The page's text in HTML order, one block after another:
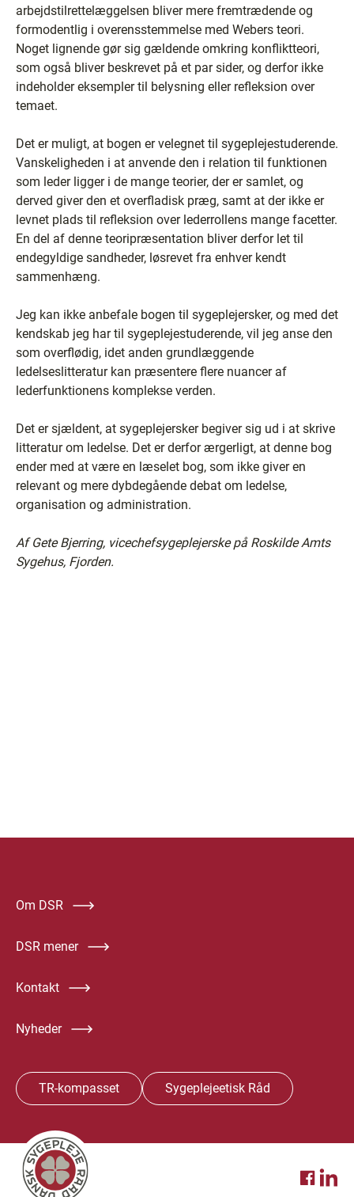
arbejdstilrettelæggelsen bliver mere fremtrædende og
formodentlig i overensstemmelse med Webers teori.
Noget lignende gør sig gældende omkring konfliktteori,
som også bliver beskrevet på et par sider, og derfor ikke
indeholder eksempler til belysning eller refleksion over
temaet.
Det er muligt, at bogen er velegnet til sygeplejestuderende.
Vanskeligheden i at anvende den i relation til funktionen
som leder ligger i de mange teorier, der er samlet, og
derved giver den et overfladisk præg, samt at der ikke er
levnet plads til refleksion over lederrollens mange facetter.
En del af denne teoripræsentation bliver derfor let til
endegyldige sandheder, løsrevet fra enhver kendt
sammenhæng.
Jeg kan ikke anbefale bogen til sygeplejersker, og med det
kendskab jeg har til sygeplejestuderende, vil jeg anse den
som overflødig, idet anden grundlæggende
ledelseslitteratur kan præsentere flere nuancer af
lederfunktionens komplekse verden.
Det er sjældent, at sygeplejersker begiver sig ud i at skrive
litteratur om ledelse. Det er derfor ærgerligt, at denne bog
ender med at være en læselet bog, som ikke giver en
relevant og mere dybdegående debat om ledelse,
organisation og administration.
Af Gete Bjerring, vicechefsygeplejerske på Roskilde Amts
Sygehus, Fjorden.
Om DSR
DSR mener
Kontakt
Nyheder
TR-kompasset Sygeplejeetisk Råd